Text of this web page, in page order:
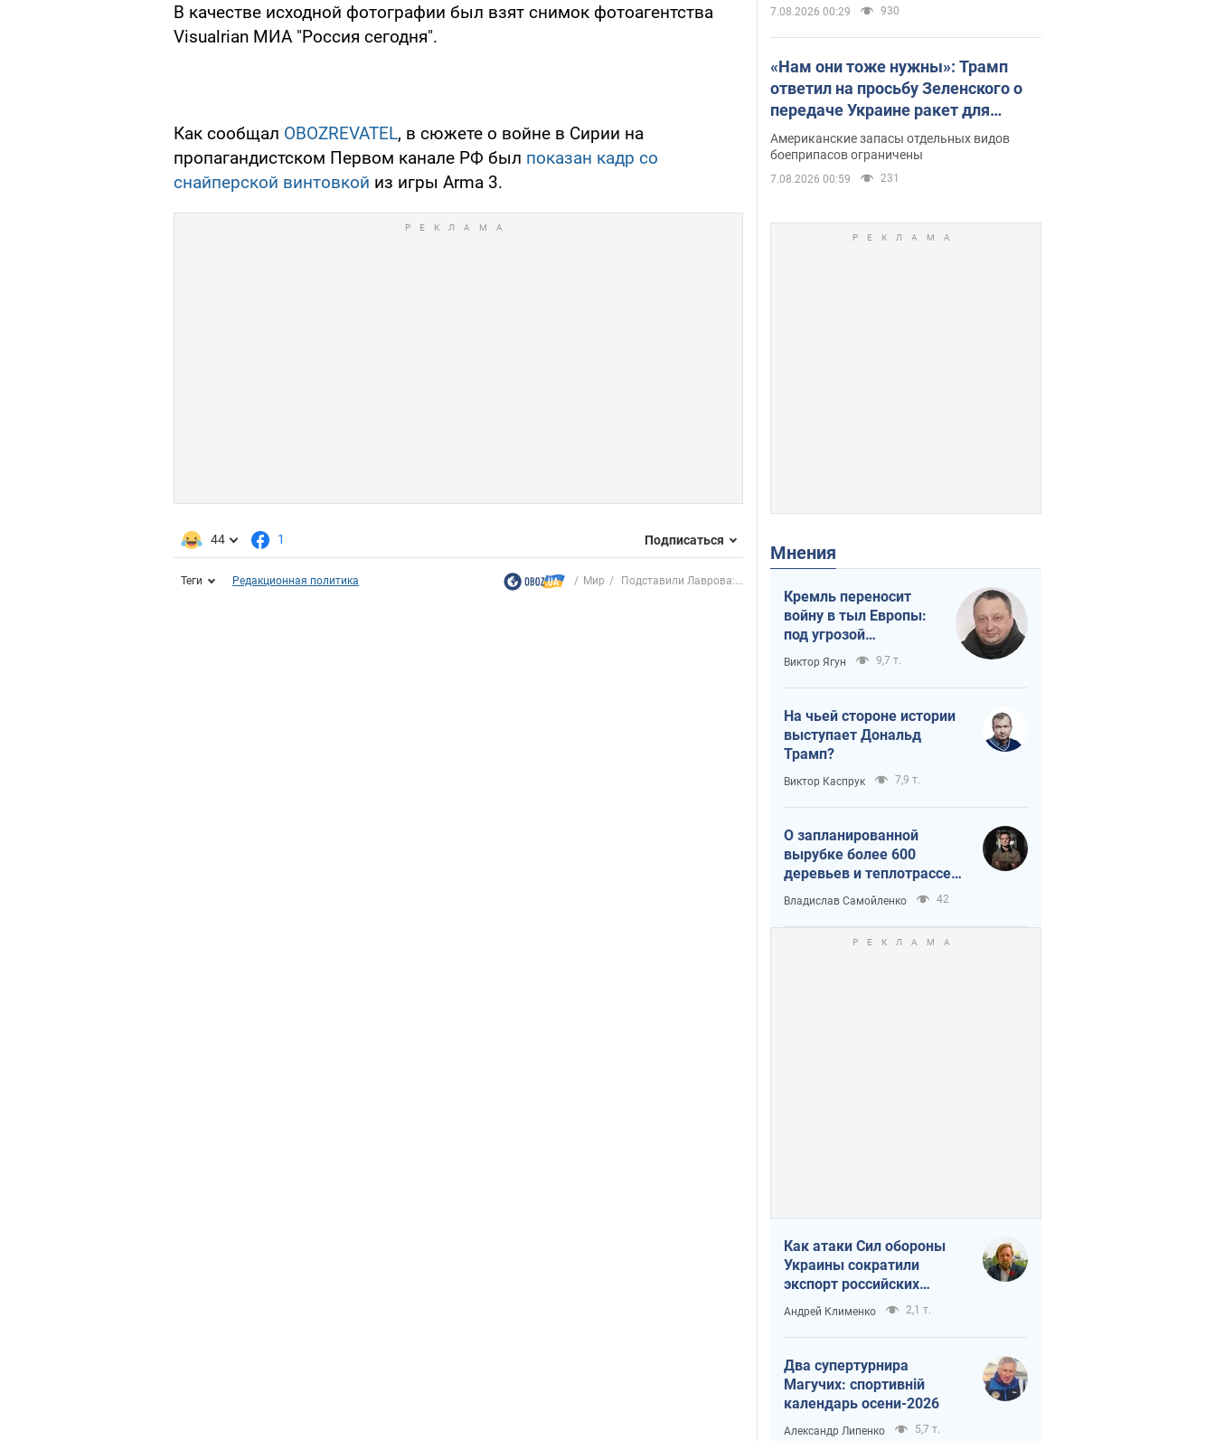
В качестве исходной фотографии был взят снимок фотоагентства
Visualrian МИА "Россия сегодня".
Как сообщал OBOZREVATEL, в сюжете о войне в Сирии на
пропагандистском Первом канале РФ был показан кадр со
снайперской винтовкой из игры Arma 3.
44 1 Подписаться
Теги Редакционная политика Мир Подставили Лаврова:...
7.08.2026 00:29 930
«Нам они тоже нужны»: Трамп
ответил на просьбу Зеленского о
передаче Украине ракет для
Patriot
Американские запасы отдельных видов
боеприпасов ограничены
7.08.2026 00:59 231
Мнения
Кремль переносит
войну в тыл Европы:
под угрозой
критическая
логистика
Виктор Ягун 9,7 т.
На чьей стороне истории
выступает Дональд
Трамп?
Виктор Каспрук 7,9 т.
О запланированной
вырубке более 600
деревьев и теплотрассе:
что происходит на
Теремках в Киеве
Владислав Самойленко 42
Как атаки Сил обороны
Украины сократили
экспорт российских
нефтепродуктов
Андрей Клименко 2,1 т.
Два супертурнира
Магучих: спортивній
календарь осени-2026
Александр Липенко 5,7 т.